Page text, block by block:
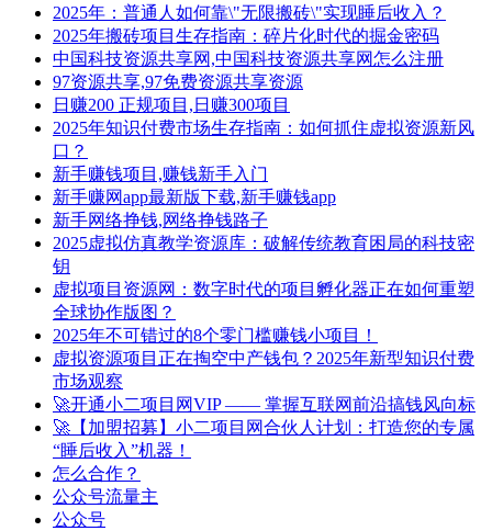
2025年：普通人如何靠\"无限搬砖\"实现睡后收入？
2025年搬砖项目生存指南：碎片化时代的掘金密码
中国科技资源共享网,中国科技资源共享网怎么注册
97资源共享,97免费资源共享资源
日赚200 正规项目,日赚300项目
2025年知识付费市场生存指南：如何抓住虚拟资源新风
口？
新手赚钱项目,赚钱新手入门
新手赚网app最新版下载,新手赚钱app
新手网络挣钱,网络挣钱路子
2025虚拟仿真教学资源库：破解传统教育困局的科技密
钥
虚拟项目资源网：数字时代的项目孵化器正在如何重塑
全球协作版图？
2025年不可错过的8个零门槛赚钱小项目！
虚拟资源项目正在掏空中产钱包？2025年新型知识付费
市场观察
🚀开通小二项目网VIP —— 掌握互联网前沿搞钱风向标
🚀【加盟招募】小二项目网合伙人计划：打造您的专属
“睡后收入”机器！
怎么合作？
公众号流量主
公众号